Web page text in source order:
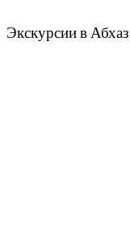
Экскурсии в